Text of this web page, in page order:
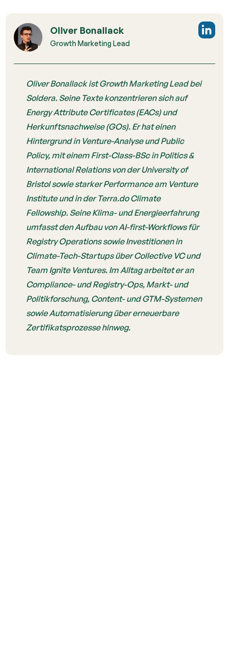
Oliver Bonallack
Growth Marketing Lead
Oliver Bonallack ist Growth Marketing Lead bei
Soldera. Seine Texte konzentrieren sich auf
Energy Attribute Certificates (EACs) und
Herkunftsnachweise (GOs). Er hat einen
Hintergrund in Venture-Analyse und Public
Policy, mit einem First-Class-BSc in Politics &
International Relations von der University of
Bristol sowie starker Performance am Venture
Institute und in der Terra.do Climate
Fellowship. Seine Klima- und Energieerfahrung
umfasst den Aufbau von AI-first-Workflows für
Registry Operations sowie Investitionen in
Climate-Tech-Startups über Collective VC und
Team Ignite Ventures. Im Alltag arbeitet er an
Compliance- und Registry-Ops, Markt- und
Politikforschung, Content- und GTM-Systemen
sowie Automatisierung über erneuerbare
Zertifikatsprozesse hinweg.